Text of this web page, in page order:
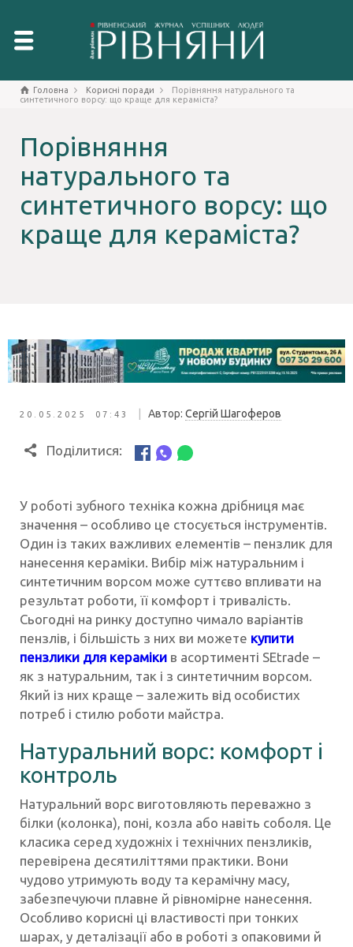
Головна Корисні поради
Порівняння натурального та
синтетичного ворсу: що краще для кераміста?
Порівняння
натурального та
синтетичного ворсу: що
краще для кераміста?
20.05.2025 07:43 Автор: Сергій Шагоферов
Поділитися:
У роботі зубного техніка кожна дрібниця має
значення – особливо це стосується інструментів.
Один із таких важливих елементів – пензлик для
нанесення кераміки. Вибір між натуральним і
синтетичним ворсом може суттєво впливати на
результат роботи, її комфорт і тривалість.
Сьогодні на ринку доступно чимало варіантів
пензлів, і більшість з них ви можете купити
пензлики для кераміки в асортименті SEtrade –
як з натуральним, так і з синтетичним ворсом.
Який із них краще – залежить від особистих
потреб і стилю роботи майстра.
Натуральний ворс: комфорт і
контроль
Натуральний ворс виготовляють переважно з
білки (колонка), поні, козла або навіть соболя. Це
класика серед художніх і технічних пензликів,
перевірена десятиліттями практики. Вони
чудово утримують воду та керамічну масу,
забезпечуючи плавне й рівномірне нанесення.
Особливо корисні ці властивості при тонких
шарах, у деталізації або в роботі з опаковими й